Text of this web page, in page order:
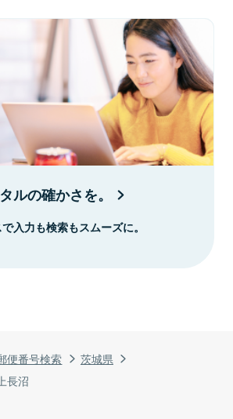
便番号検索
茨城県
上長沼
ルの確かさを。
入力も検索もスムーズに。